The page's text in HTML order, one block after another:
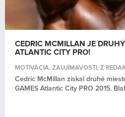
Kontakt
CEDRIC MCMILLAN JE
ATLANTIC CITY PRO!
MOTIVÁCIA,ZAUJÍMAVOSTI,Z
Cedric McMillan získal druhé
GAMES Atlantic City PRO 2015.